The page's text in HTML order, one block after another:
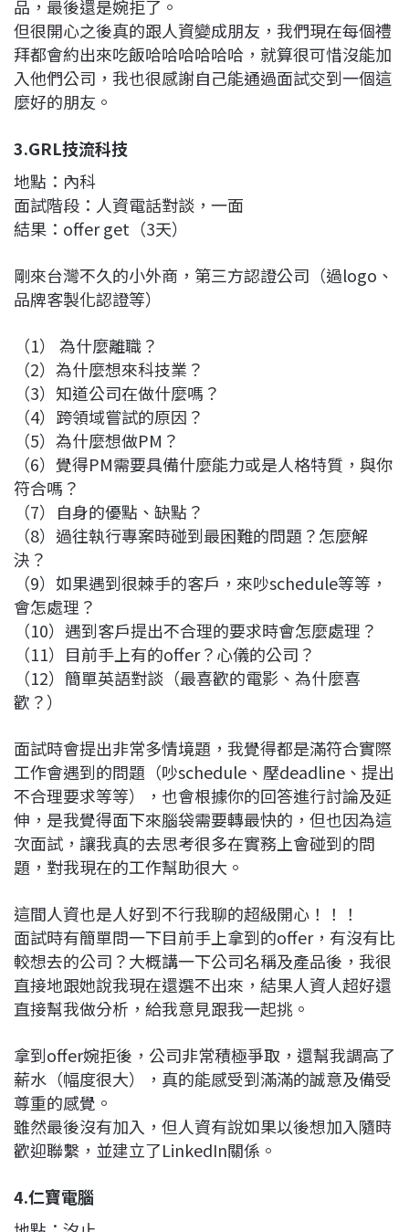
品，最後還是婉拒了。
但很開心之後真的跟人資變成朋友，我們現在每個禮
拜都會約出來吃飯哈哈哈哈哈哈，就算很可惜沒能加
入他們公司，我也很感謝自己能通過面試交到一個這
麼好的朋友。
3.GRL技流科技
地點：內科
面試階段：人資電話對談，一面
結果：offer get（3天）
剛來台灣不久的小外商，第三方認證公司（過logo、
品牌客製化認證等）
（1） 為什麼離職？
（2）為什麼想來科技業？
（3）知道公司在做什麼嗎？
（4）跨領域嘗試的原因？
（5）為什麼想做PM？
（6）覺得PM需要具備什麼能力或是人格特質，與你
符合嗎？
（7）自身的優點、缺點？
（8）過往執行專案時碰到最困難的問題？怎麼解
決？
（9）如果遇到很棘手的客戶，來吵schedule等等，
會怎處理？
（10）遇到客戶提出不合理的要求時會怎麼處理？
（11）目前手上有的offer？心儀的公司？
（12）簡單英語對談（最喜歡的電影、為什麼喜
歡？）
面試時會提出非常多情境題，我覺得都是滿符合實際
工作會遇到的問題（吵schedule、壓deadline、提出
不合理要求等等），也會根據你的回答進行討論及延
伸，是我覺得面下來腦袋需要轉最快的，但也因為這
次面試，讓我真的去思考很多在實務上會碰到的問
題，對我現在的工作幫助很大。
這間人資也是人好到不行我聊的超級開心！！！
面試時有簡單問一下目前手上拿到的offer，有沒有比
較想去的公司？大概講一下公司名稱及產品後，我很
直接地跟她說我現在還選不出來，結果人資人超好還
直接幫我做分析，給我意見跟我一起挑。
拿到offer婉拒後，公司非常積極爭取，還幫我調高了
薪水（幅度很大），真的能感受到滿滿的誠意及備受
尊重的感覺。
雖然最後沒有加入，但人資有說如果以後想加入隨時
歡迎聯繫，並建立了LinkedIn關係。
4.仁寶電腦